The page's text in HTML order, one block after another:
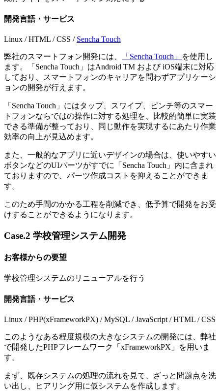
開発言語・サービス
Linux / HTML / CSS / Sencha Touch
弊社のスマートフォン開発には、 「Sencha Touch」
を使用し
ます。「Sencha Touch」はAndroid TM および iOS端末に対応
しており、スマートフォンのキャリアを問わずアプリケーシ
ョンの開発が行えます。
「Sencha Touch」にはタップ、スワイプ、ピンチ等のスマー
トフォンならではの操作に対する処理を、比較的簡単に実装
できる準備が整っており、同じ動作を実現するにあたり作業
効率の向上が見込めます。
また、一般的なアプリに近いデザインの場合は、使いやすい
ボタンなどのUIパーツがすでに「Sencha Touch」内に含まれ
ておりますので、パーツ作成コストを抑えることができま
す。
このため手間のかかる工程を削減でき、低予算で開発をお受
けすることができるようになります。
Case.2 学校管理システム開発
お客様からの要望
学校管理システムのリニューアルを行う
開発言語・サービス
Linux / PHP(xFrameworkPX) / MySQL / JavaScript / HTML / CSS
このようなある程度規模の大きなシステムの開発には、弊社
で開発したPHPフレームワーク「xFrameworkPX」を用いま
す。
まず、既存システムの処理の流れを見て、ざっと問題点を洗
い出し、ヒアリング用に仮システムを作成します。